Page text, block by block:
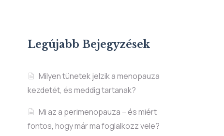
Legújabb Bejegyzések
Milyen tünetek jelzik a menopauza
kezdetét, és meddig tartanak?
Mi az a perimenopauza – és miért
fontos, hogy már ma foglalkozz vele?